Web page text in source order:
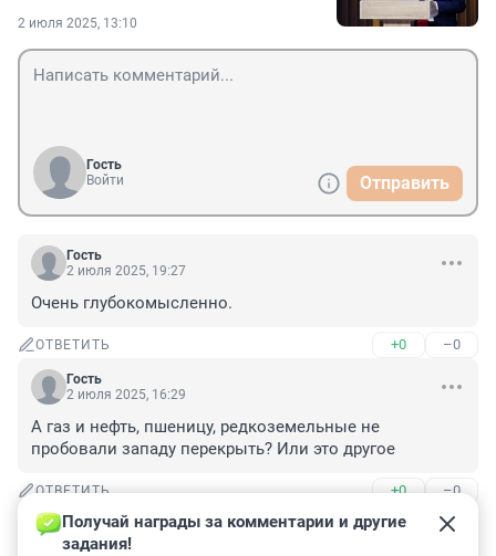
2 июля 2025, 13:10
Гость
Войти
Отправить
Гость
2 июля 2025, 19:27
Очень глубокомысленно.
ОТВЕТИТЬ +0 –0
Гость
2 июля 2025, 16:29
А газ и нефть, пшеницу, редкоземельные не
пробовали западу перекрыть? Или это другое
ОТВЕТИТЬ +0 –0
Гость
2 июля 2025, 15:38
Получай награды за комментарии и другие
задания!